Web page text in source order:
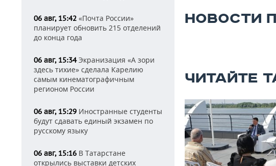
06 авг, 15:42 «Почта России»
планирует обновить 215 отделений
до конца года
06 авг, 15:34Экранизация «А зори
здесь тихие» сделала Карелию
самым кинематографичным
регионом России
06 авг, 15:29 Иностранные студенты
будут сдавать единый экзамен по
русскому языку
06 авг, 15:16 В Татарстане
открылись выставки детских
НОВОСТИ
ЧИТАЙТЕ